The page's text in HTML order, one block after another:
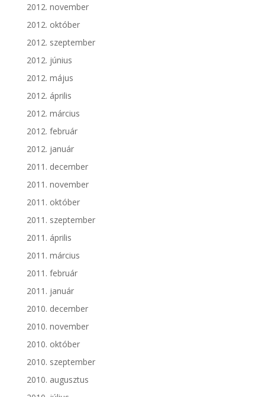
2012. november
2012. október
2012. szeptember
2012. június
2012. május
2012. április
2012. március
2012. február
2012. január
2011. december
2011. november
2011. október
2011. szeptember
2011. április
2011. március
2011. február
2011. január
2010. december
2010. november
2010. október
2010. szeptember
2010. augusztus